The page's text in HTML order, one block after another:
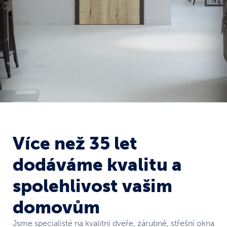
Více než 35 let
dodáváme kvalitu a
spolehlivost vašim
domovům
Jsme specialisté na kvalitní dveře, zárubně, střešní okna